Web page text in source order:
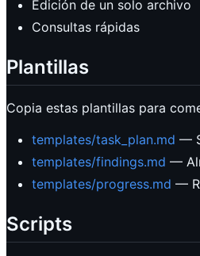
Edición de un solo archivo
Consultas rápidas
Plantillas
Copia estas plantillas para
templates/task_plan.md —
templates/findings.md —
templates/progress.md —
Scripts